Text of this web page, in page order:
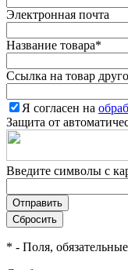
Электронная почта
Название товара*
Ссылка на товар
Я согласен на
Защита от
Введите символы с
* - Поля,